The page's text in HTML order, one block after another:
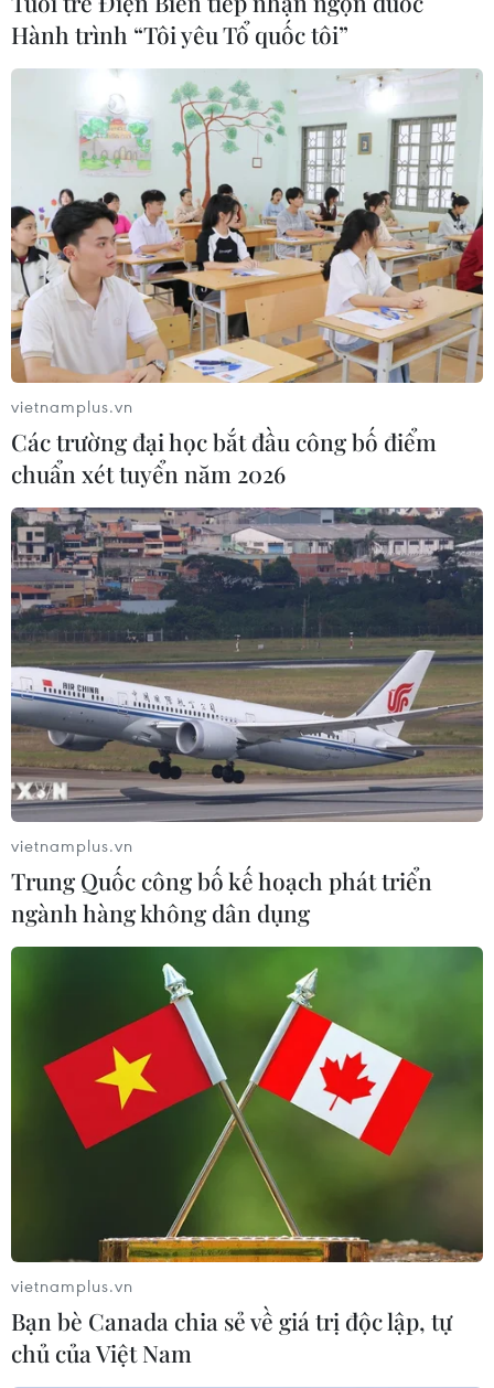
Hành trình “Tôi yêu Tổ quốc tôi”
vietnamplus.vn
Các trường đại học bắt đầu công bố điểm
chuẩn xét tuyển năm 2026
vietnamplus.vn
Trung Quốc công bố kế hoạch phát triển
ngành hàng không dân dụng
vietnamplus.vn
Bạn bè Canada chia sẻ về giá trị độc lập, tự
chủ của Việt Nam